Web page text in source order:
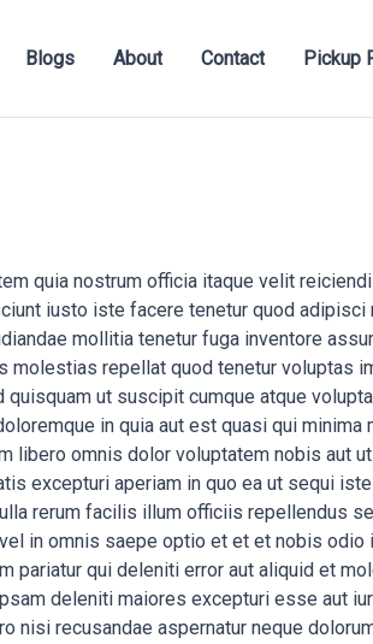
Blogs About Contact Pickup
quia nostrum officia itaque velit
iusto iste facere tenetur quod adipisci
mollitia tenetur fuga inventore
repellat quod tenetur voluptas
ut suscipit cumque atque
in quia aut est quasi qui
omnis dolor voluptatem nobis aut
excepturi aperiam in quo ea ut sequi
rerum facilis illum officiis repellendus
in omnis saepe optio et et et nobis
qui deleniti error aut aliquid et
deleniti maiores excepturi esse aut
recusandae aspernatur neque